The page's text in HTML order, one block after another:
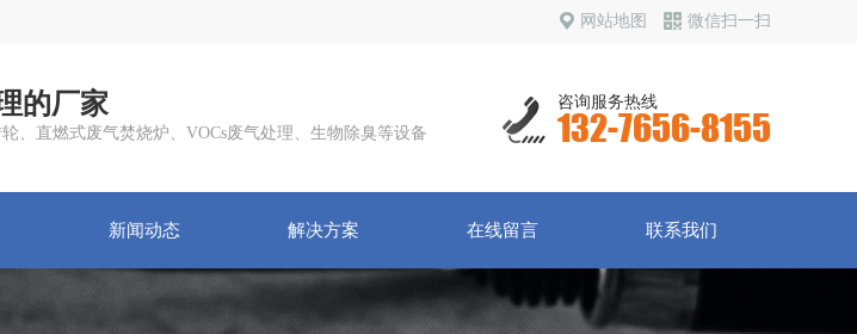
网站地图 微信扫一扫
的厂家
、直燃式废气焚烧炉、VOCs废气处理、生物除臭等设备
咨询服务热线
132-7656-8155
新闻动态 解决方案 在线留言 联系我们